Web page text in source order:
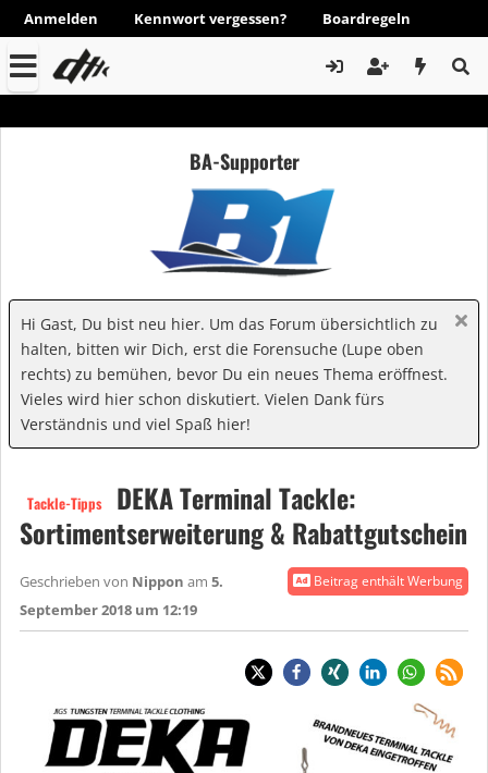
Anmelden Kennwort vergessen? Boardregeln
BA-Supporter
Hi Gast, Du bist neu hier. Um das Forum übersichtlich zu
halten, bitten wir Dich, erst die Forensuche (Lupe oben
rechts) zu bemühen, bevor Du ein neues Thema eröffnest.
Vieles wird hier schon diskutiert. Vielen Dank fürs
Verständnis und viel Spaß hier!
Tackle-Tipps
DEKA Terminal Tackle:
Sortimentserweiterung & Rabattgutschein
Beitrag enthält Werbung
Geschrieben von Nippon am 5.
September 2018 um 12:19